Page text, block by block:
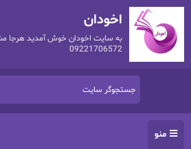
اخودان
به سایت اخودان خوش آمدید هرجا
09221706572
منو